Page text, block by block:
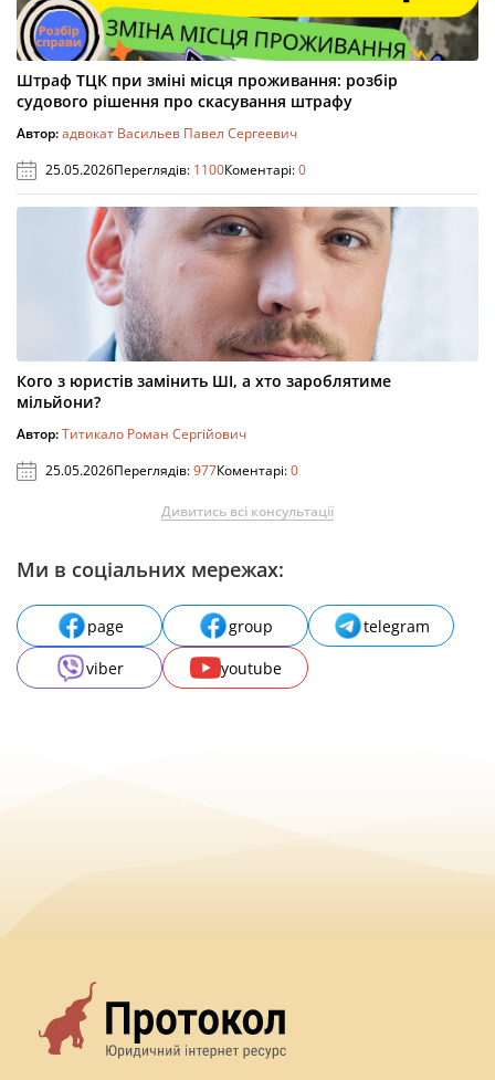
Штраф ТЦК при зміні місця проживання: розбір
судового рішення про скасування штрафу
Автор:адвокат Васильев Павел Сергеевич
25.05.2026Переглядів: 1100Коментарі:0
Кого з юристів замінить ШІ, а хто зароблятиме
мільйони?
Автор:Титикало Роман Сергійович
25.05.2026Переглядів:977Коментарі:0
Дивитись всі консультації
Ми в соціальних мережах:
page group
telegram
viber
youtube